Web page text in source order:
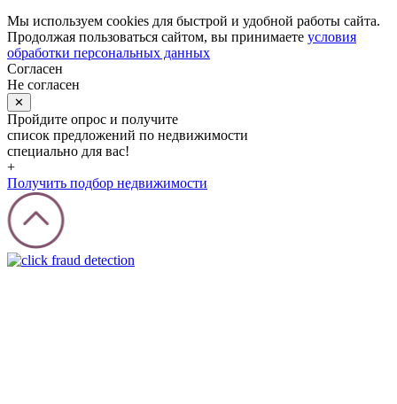
Мы используем cookies для быстрой и удобной работы сайта.
Продолжая пользоваться сайтом, вы принимаете условия
обработки персональных данных
Согласен
Не согласен
✕
Пройдите опрос и получите
список предложений по недвижимости
специально для вас!
+
Получить подбор недвижимости